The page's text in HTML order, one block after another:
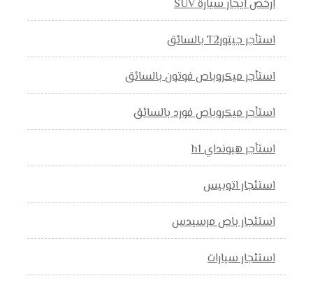
ارخص ايجار سيارة SUV
استأجر جيتورT2 بالسائق
استأجر ميكروباص فوتون بالسائق
استأجر ميكروباص فورد بالسائق
استأجر هيونداي h1
استئجار اتوبيس
استئجار باص مرسيدس
استئجار سيارات